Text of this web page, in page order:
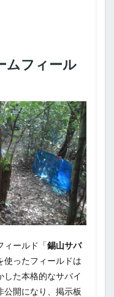
ムフィール
ィールド「錫山サバ
使ったフィールドは
した本格的なサバイ
公開になり、掲示板